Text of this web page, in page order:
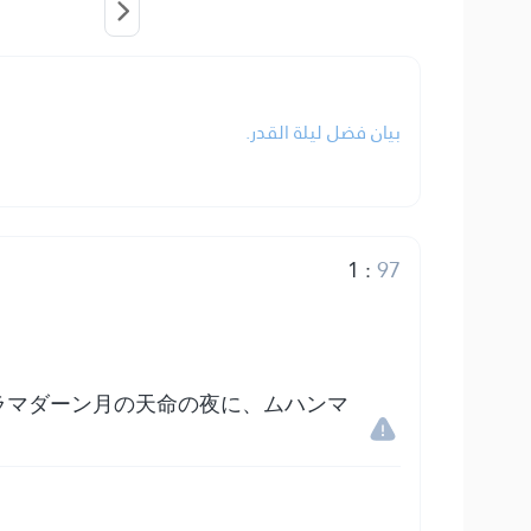
بيان فضل ليلة القدر.
1 :97
ダーン月の天命の夜に、ムハンマ